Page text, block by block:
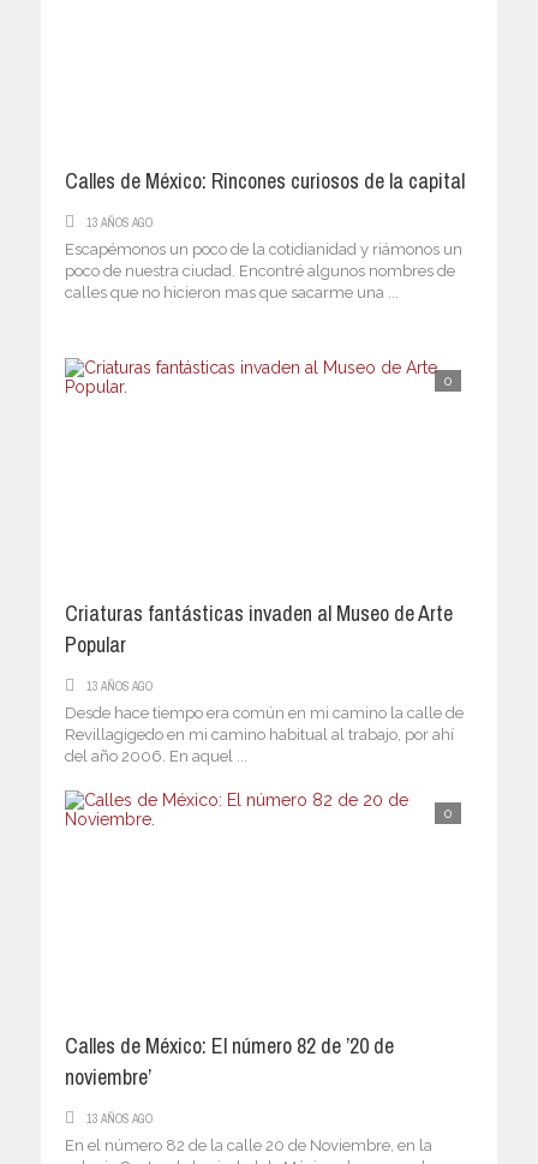
Calles de México: Rincones curiosos de la capital
13 AÑOS AGO
Escapémonos un poco de la cotidianidad y riámonos un
poco de nuestra ciudad. Encontré algunos nombres de
calles que no hicieron mas que sacarme una ...
0
Criaturas fantásticas invaden al Museo de Arte
Popular
13 AÑOS AGO
Desde hace tiempo era común en mi camino la calle de
Revillagigedo en mi camino habitual al trabajo, por ahí
del año 2006. En aquel ...
0
Calles de México: El número 82 de ’20 de
noviembre’
13 AÑOS AGO
En el número 82 de la calle 20 de Noviembre, en la